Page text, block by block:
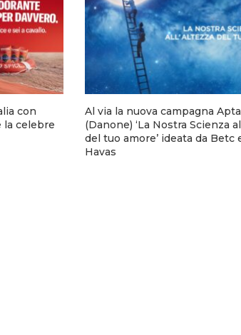
con
la celebre
Al via la nuova campagna
(Danone) ‘La Nostra Scienza
del tuo amore’ ideata da Betc
Havas